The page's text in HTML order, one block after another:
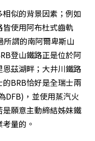
似的背景因素；例如
使用阿布杜式齒軌
所謂的南阿爾卑斯山
登山鐵路正是位於阿
茲湖畔；大井川鐵路
BRB恰好是全瑞士兩
DFB)，並使用蒸汽火
願意主動締結姊妹鐵
量的。